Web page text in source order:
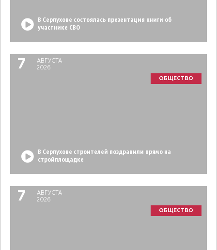
В Серпухове состоялась презентация книги об
участнике СВО
7
АВГУСТА
2026
ОБЩЕСТВО
В Серпухове строителей поздравили прямо на
стройплощадке
7
АВГУСТА
2026
ОБЩЕСТВО